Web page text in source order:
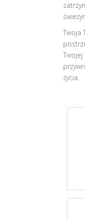
Twoja
życia.